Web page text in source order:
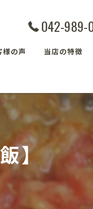
042-989-
様の声 当店の特徴
ベーグル
埼玉の玄米
残留農薬ゼロ
減農薬栽培玄米
】